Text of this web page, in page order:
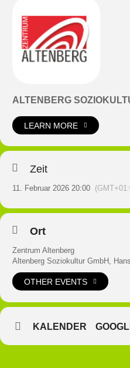
ALTENBERG
LEARN MORE
Zeit
11. Februar 2026 20:00
Ort
Zentrum Altenberg
Altenberg Soziokultur GmbH,
OTHER EVENTS
KALENDER